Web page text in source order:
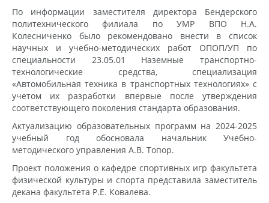
По информации заместителя директора Бендерского
политехнического филиала по УМР ВПО Н.А.
Колесниченко было рекомендовано внести в список
научных и учебно-методических работ ОПОП/УП по
специальности 23.05.01 Наземные транспортно-
технологические средства, специализация
«Автомобильная техника в транспортных технологиях» с
учетом их разработки впервые после утверждения
соответствующего поколения стандарта образования.
Актуализацию образовательных программ на 2024-2025
учебный год обосновала начальник Учебно-
методического управления А.В. Топор.
Проект положения о кафедре спортивных игр факультета
физической культуры и спорта представила заместитель
декана факультета Р.Е. Ковалева.